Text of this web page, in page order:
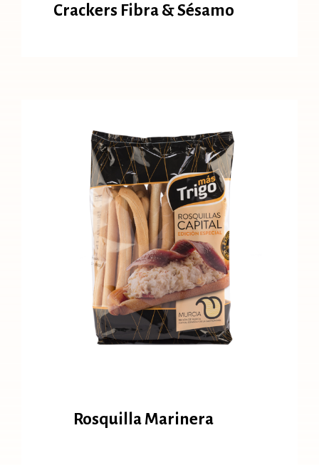
Crackers Fibra & Sésamo
Rosquilla Marinera
Rosquilla Marinera